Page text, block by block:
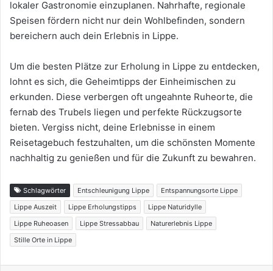
lokaler Gastronomie einzuplanen. Nahrhafte, regionale
Speisen fördern nicht nur dein Wohlbefinden, sondern
bereichern auch dein Erlebnis in Lippe.
Um die besten Plätze zur Erholung in Lippe zu entdecken,
lohnt es sich, die Geheimtipps der Einheimischen zu
erkunden. Diese verbergen oft ungeahnte Ruheorte, die
fernab des Trubels liegen und perfekte Rückzugsorte
bieten. Vergiss nicht, deine Erlebnisse in einem
Reisetagebuch festzuhalten, um die schönsten Momente
nachhaltig zu genießen und für die Zukunft zu bewahren.
Schlagwörter Entschleunigung Lippe
Entspannungsorte Lippe
Lippe Auszeit
Lippe Erholungstipps
Lippe Naturidylle
Lippe Ruheoasen
Lippe Stressabbau
Naturerlebnis Lippe
Stille Orte in Lippe